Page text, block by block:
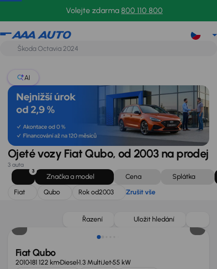
Volejte zdarma 800 110 800
Fiat
AI
Ojeté vozy Fiat Qubo, od 2003 na prodej
3 auta
3
Značka a model Cena
Splátka
Fiat
Qubo Rok od2003 Zrušit vše
Řazení Uložit hledání
Fiat Qubo
2010181 122 kmDiesel1.3 MultiJet55 kW